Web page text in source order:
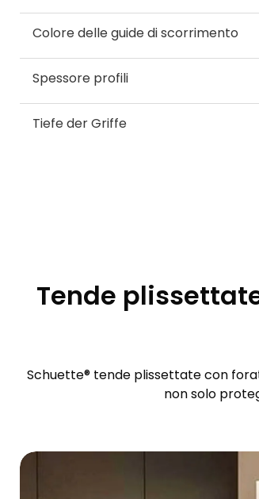
Colore delle guide di scorrimento
Spessore profili
Tiefe der Griffe
Tende
Schuette® tende plissettate con
non solo